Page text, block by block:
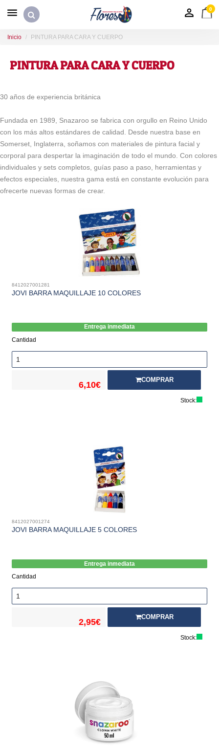
0
Inicio PINTURA PARA CARA Y CUERPO
PINTURA PARA CARA Y CUERPO
30 años de experiencia británica
Fundada en 1989, Snazaroo se fabrica con orgullo en Reino Unido
con los más altos estándares de calidad. Desde nuestra base en
Somerset, Inglaterra, soñamos con materiales de pintura facial y
corporal para despertar la imaginación de todo el mundo. Con colores
individuales y sets completos, guías paso a paso, herramientas y
efectos especiales, nuestra gama está en constante evolución para
ofrecerte nuevas formas de crear.
8412027001281
JOVI BARRA MAQUILLAJE 10 COLORES
Entrega inmediata
Cantidad
6,10€
COMPRAR
Stock:
8412027001274
JOVI BARRA MAQUILLAJE 5 COLORES
Entrega inmediata
Cantidad
2,95€
COMPRAR
Stock: